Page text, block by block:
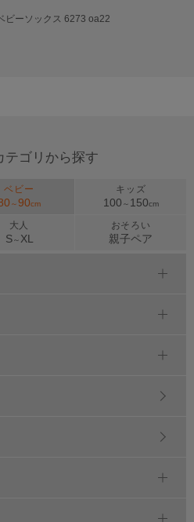
ビーソックス 6273 oa22
テゴリから探す
ベビー
～90cm
キッズ
100 ～ 150cm
大人
S～ XL
おそろい
親子ペア